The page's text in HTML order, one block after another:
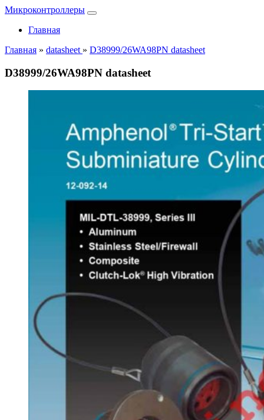
Микроконтроллеры
Главная
Главная » datasheet » D38999/26WA98PN datasheet
D38999/26WA98PN datasheet